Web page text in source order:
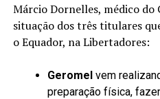
Márcio Dornelles, médico do
situação dos três titulares
o Equador, na Libertadores:
Geromelvem
preparação física,